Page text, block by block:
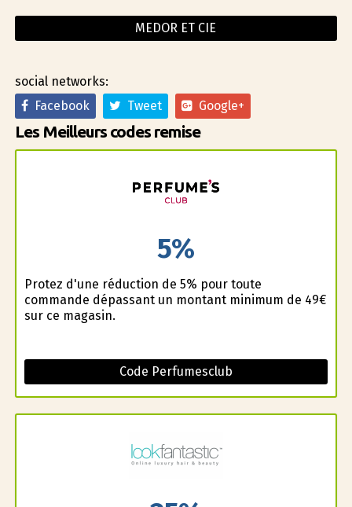
MEDOR ET CIE
social networks:
Facebook
Tweet Google+
Les Meilleurs codes remise
5%
Profitez d'une réduction de 5% pour toute
commande dépassant un montant minimum de 49€
sur ce magasin.
Code Perfumesclub